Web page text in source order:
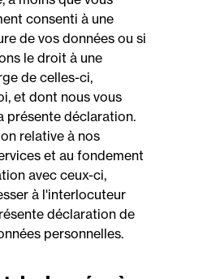
consenti à une
de vos données ou si
le droit à une
de celles-ci,
et dont nous vous
présente déclaration.
relative à nos
et au fondement
avec ceux-ci,
à l'interlocuteur
déclaration de
personnelles.